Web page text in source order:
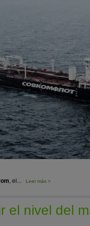
, el... Leer más >
el nivel del